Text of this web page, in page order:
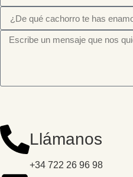
Llámanos
+34 722 26 96 98